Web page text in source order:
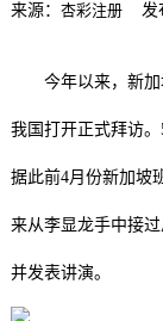
来源： 杏彩注册发布
今年以来，新加
我国打开正式拜访
据此前4月份新加坡
来从李显龙手中接
并发表讲演。